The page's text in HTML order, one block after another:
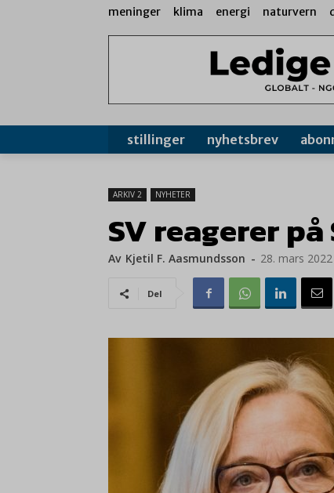
meninger klima energi naturvern
stillinger nyhetsbrev
ARKIV 2 NYHETER
SV reagerer
Av Kjetil F. Aasmundsson - 28. mars 2022
Del